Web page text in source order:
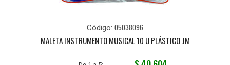
Código: 05038096
MALETA INSTRUMENTO MUSICAL 10 U PLÁSTICO JM